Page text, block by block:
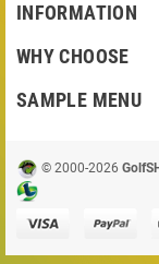
INFORMATION
WHY CHOOSE
SAMPLE MENU
© 2000-2026